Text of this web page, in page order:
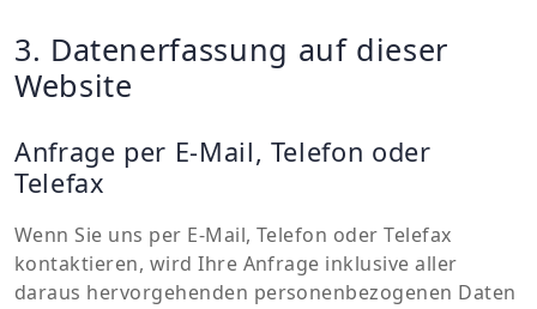
3. Datenerfassung auf dieser
Website
Anfrage per E-Mail, Telefon oder
Telefax
Wenn Sie uns per E-Mail, Telefon oder Telefax
kontaktieren, wird Ihre Anfrage inklusive aller
daraus hervorgehenden personenbezogenen Daten